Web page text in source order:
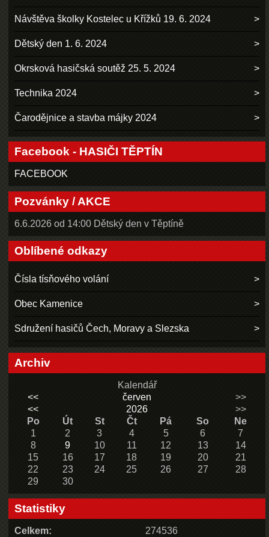
Návštěva školky Kostelec u Křížků 19. 6. 2024
Dětský den 1. 6. 2024
Okrsková hasičská soutěž 25. 5. 2024
Technika 2024
Čarodějnice a stavba májky 2024
Facebook - HASIČI TĚPTÍN
FACEBOOK
Pozvánky / AKCE
6.6.2026 od 14:00 Dětský den v Těptíně
Oblíbené odkazy
Čísla tísňového volání
Obec Kamenice
Sdružení hasičů Čech, Moravy a Slezska
Archiv
Kalendář
<<
červen
>>
<<
2026
>>
Po
Út St Čt Pá So
Ne
1
2 3 4 5 6
7
8
9 10 11 12 13
14
15
16 17 18 19 20
21
22
23 24 25 26 27
28
29
30
Statistiky
Celkem: 274536